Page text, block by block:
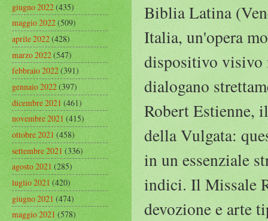
Biblia Latina
Italia, un'opera
dispositivo visivo
dialogano
Robert Estienne,
della Vulgata:
in un essenziale
indici. Il Missale
devozione e arte
giugno 2022(435)
maggio 2022(509)
aprile 2022(428)
marzo 2022(547)
febbraio 2022(391)
gennaio 2022(397)
dicembre 2021(461)
novembre 2021(415)
ottobre 2021(458)
settembre 2021(336)
agosto 2021(285)
luglio 2021(420)
giugno 2021(474)
maggio 2021(578)